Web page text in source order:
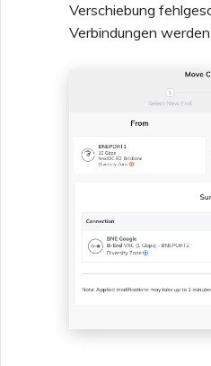
Verschiebung
Verbindungen